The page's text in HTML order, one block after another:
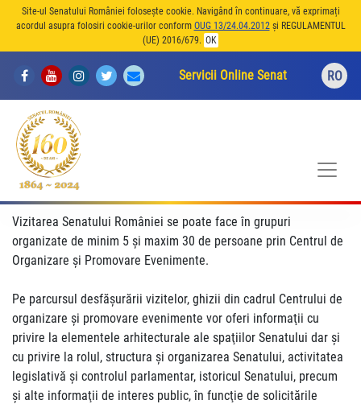
Site-ul Senatului României folosește cookie. Navigând în continuare, vă exprimați
acordul asupra folosiri cookie-urilor conform OUG 13/24.04.2012și REGULAMENTUL
(UE) 2016/679. OK
Servicii Online Senat RO
Vizitarea Senatului României se poate face în grupuri
organizate de minim 5 și maxim 30 de persoane prin Centrul de
Organizare și Promovare Evenimente.
Pe parcursul desfăşurării vizitelor, ghizii din cadrul Centrului de
organizare şi promovare evenimente vor oferi informaţii cu
privire la elementele arhitecturale ale spaţiilor Senatului dar şi
cu privire la rolul, structura şi organizarea Senatului, activitatea
legislativă şi controlul parlamentar, istoricul Senatului, precum
şi alte informaţii de interes public, în funcţie de solicitările